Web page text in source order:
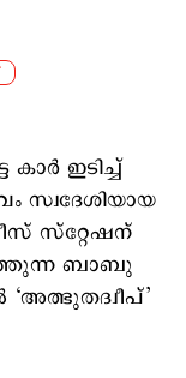
ഇടിച്ച്
സ്വദേശിയായ
സ്റ്റേഷന്
ബാബു